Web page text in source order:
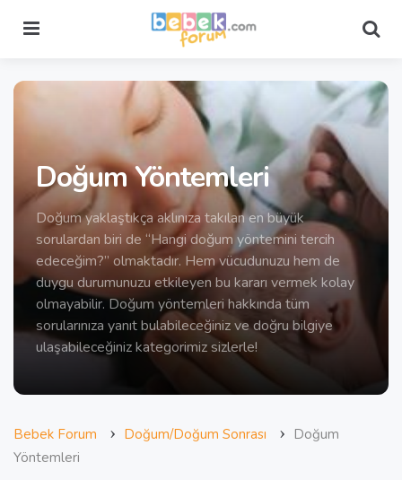
Doğum Yöntemleri
Doğum yaklaştıkça aklınıza takılan en büyük
sorulardan biri de “Hangi doğum yöntemini tercih
edeceğim?” olmaktadır. Hem vücudunuzu hem de
duygu durumunuzu etkileyen bu kararı vermek kolay
olmayabilir. Doğum yöntemleri hakkında tüm
sorularınıza yanıt bulabileceğiniz ve doğru bilgiye
ulaşabileceğiniz kategorimiz sizlerle!
Bebek Forum › Doğum/Doğum Sonrası › Doğum
Yöntemleri